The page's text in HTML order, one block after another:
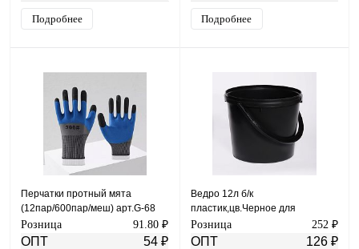
Подробнее Подробнее
Перчатки протный мята
(12пар/600пар/меш) арт.G-68
Розница 91.80 ₽
ОПТ 54 ₽
Ведро 12л б/к
пластик,цв.Черное для
хол.пищ.продуктов цвет черный
Ирбит
Розница 252 ₽
ОПТ 126 ₽